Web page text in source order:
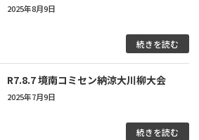
2025年8月9日
続きを読む
R7.8.7 境南コミセン納涼大川柳大会
2025年7月9日
続きを読む